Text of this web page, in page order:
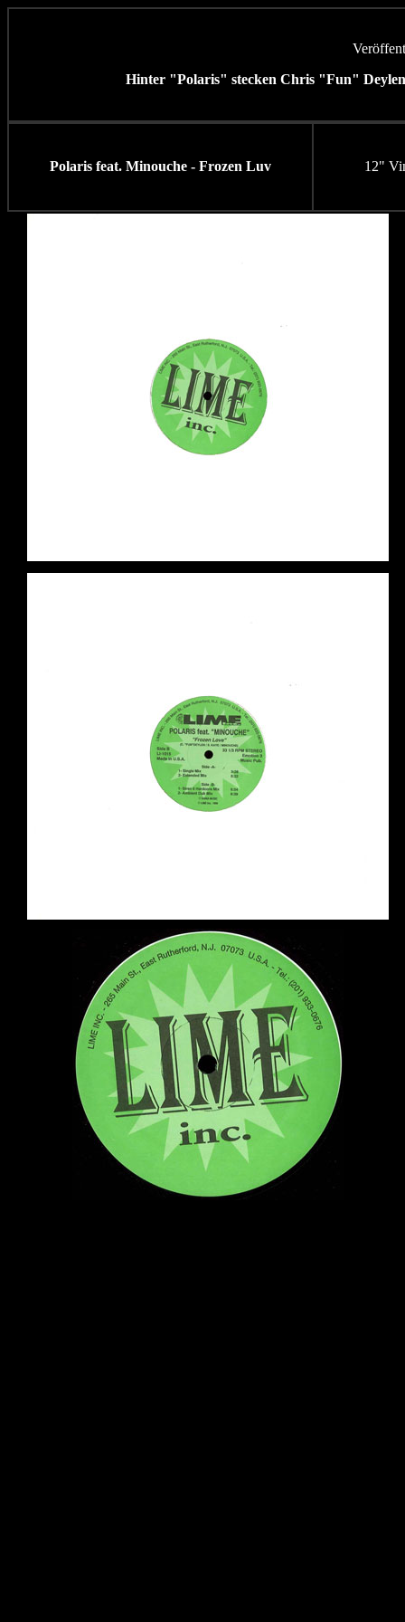
Hinter "Polaris" stecken Chris "Fun"
Polaris feat. Minouche - Frozen Luv 12"